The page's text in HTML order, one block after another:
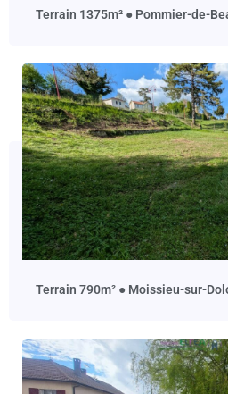
terrain 1375m² ● Pommier-de-
terrain 790m² ● Moissieu-sur-